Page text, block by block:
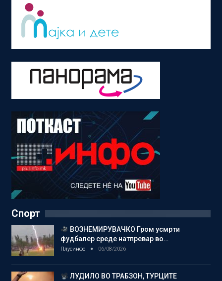
Спорт
ВОЗНЕМИРУВАЧКО Гром усмрти
фудбалер среде натпревар во…
Плусинфо 06/08/2026
ЛУДИЛО ВО ТРАБЗОН, ТУРЦИТЕ